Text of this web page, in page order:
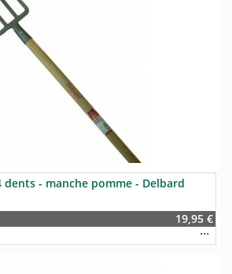
dents - manche pomme - Delbard
19,95 €